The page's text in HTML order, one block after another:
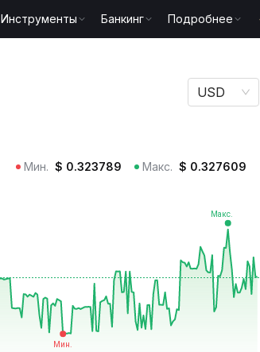
Инструменты Банкинг Подробнее
USD
Мин. $ 0.323789 Макс. $ 0.327609